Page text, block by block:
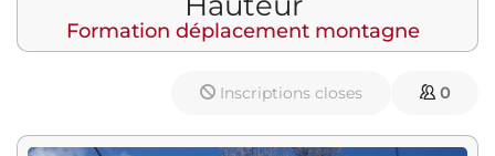
Formation déplacement montagne
Inscriptions closes 0